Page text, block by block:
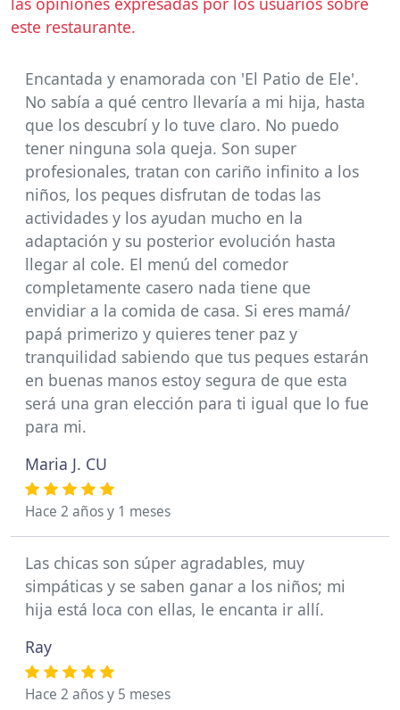
este restaurante.
Encantada y enamorada con 'El Patio de Ele'.
No sabía a qué centro llevaría a mi hija, hasta
que los descubrí y lo tuve claro. No puedo
tener ninguna sola queja. Son super
profesionales, tratan con cariño infinito a los
niños, los peques disfrutan de todas las
actividades y los ayudan mucho en la
adaptación y su posterior evolución hasta
llegar al cole. El menú del comedor
completamente casero nada tiene que
envidiar a la comida de casa. Si eres mamá/
papá primerizo y quieres tener paz y
tranquilidad sabiendo que tus peques estarán
en buenas manos estoy segura de que esta
será una gran elección para ti igual que lo fue
para mi.
Maria J. CU
Hace 2 años y 1 meses
Las chicas son súper agradables, muy
simpáticas y se saben ganar a los niños; mi
hija está loca con ellas, le encanta ir allí.
Ray
Hace 2 años y 5 meses